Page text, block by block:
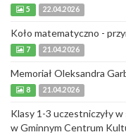
5 22.04.2026
Koło matematyczno -
7 21.04.2026
Memoriał Oleksandra
8 21.04.2026
Klasy 1-3 uczestniczyły w
w Gminnym Centrum